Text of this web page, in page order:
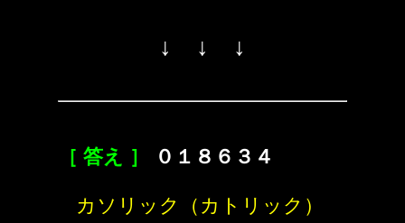
↓ ↓ ↓
［ 答え ］ ０１８６３４
カソリック（カトリック）